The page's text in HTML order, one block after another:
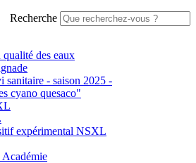
Recherche
des eaux
sanitaire - saison 2025 -
cyano quesaco"
expérimental NSXL